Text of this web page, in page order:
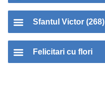
Sfantul Victor (268)
Felicitari cu flori